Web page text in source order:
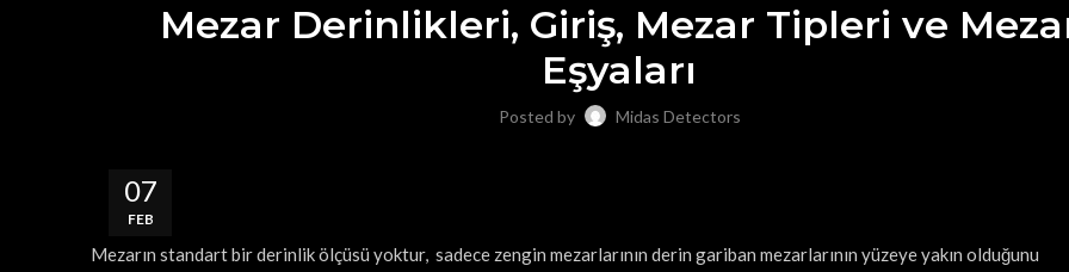
Mezar Derinlikleri, Giriş, Mezar Tipleri ve
Eşyaları
Posted by Midas Detectors
07
FEB
Mezarın standart bir derinlik ölçüsü yoktur, sadece zengin mezarlarının derin gariban mezarlarının yüzeye yakın olduğunu